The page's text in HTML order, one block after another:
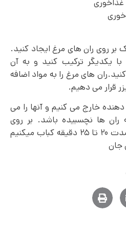
روی ران های مرغ ایجاد کنید.
یکدیگر ترکیب کنید و به آن
های مرغ را به مواد اضافه
خارج می کنیم و آنها را می
ران ها نچسبیده باشد. بر روی
باربیکیو ران های مرغ را به مدت ۲۰ تا ۲۵ دقیقه کباب میکنیم
جان